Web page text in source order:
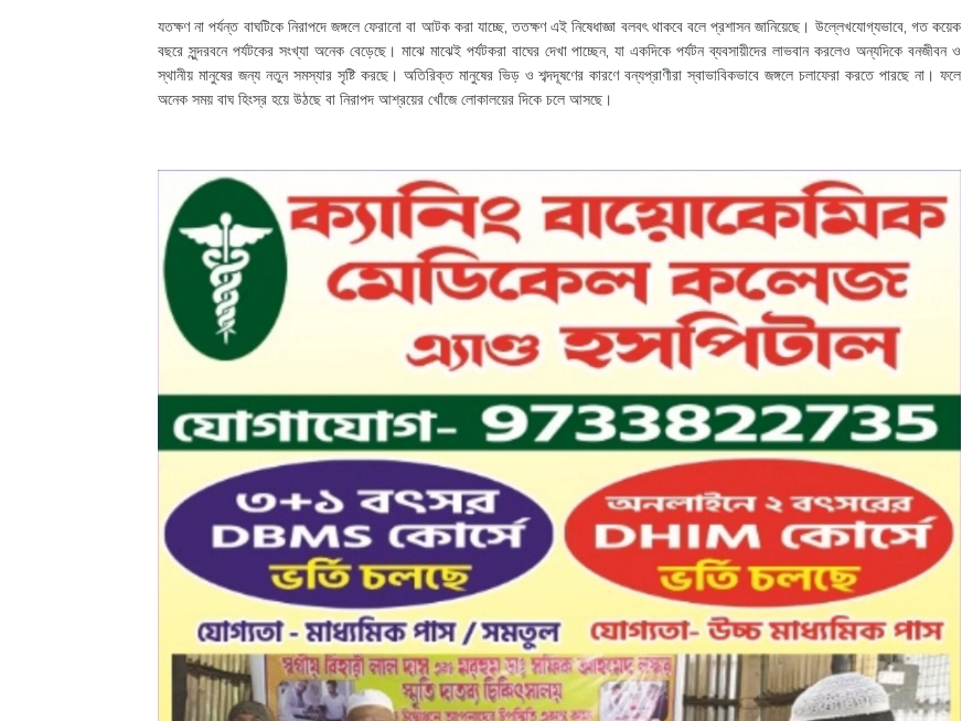
যতক্ষণ না পর্যন্ত বাঘটিকে নিরাপদে জঙ্গলে ফেরানো বা আটক করা যাচ্ছে, ততক্ষণ এই নিষেধাজ্ঞা বলবৎ থাকবে বলে প্রশাসন জানিয়েছে। উল্লেখযোগ্যভাবে, গত কয়েক
বছরে সুন্দরবনে পর্যটকের সংখ্যা অনেক বেড়েছে। মাঝে মাঝেই পর্যটকরা বাঘের দেখা পাচ্ছেন, যা একদিকে পর্যটন ব্যবসায়ীদের লাভবান করলেও অন্যদিকে বনজীবন ও
স্থানীয় মানুষের জন্য নতুন সমস্যার সৃষ্টি করছে। অতিরিক্ত মানুষের ভিড় ও শব্দদূষণের কারণে বন্যপ্রাণীরা স্বাভাবিকভাবে জঙ্গলে চলাফেরা করতে পারছে না। ফলে
অনেক সময় বাঘ হিংস্র হয়ে উঠছে বা নিরাপদ আশ্রয়ের খোঁজে লোকালয়ের দিকে চলে আসছে।